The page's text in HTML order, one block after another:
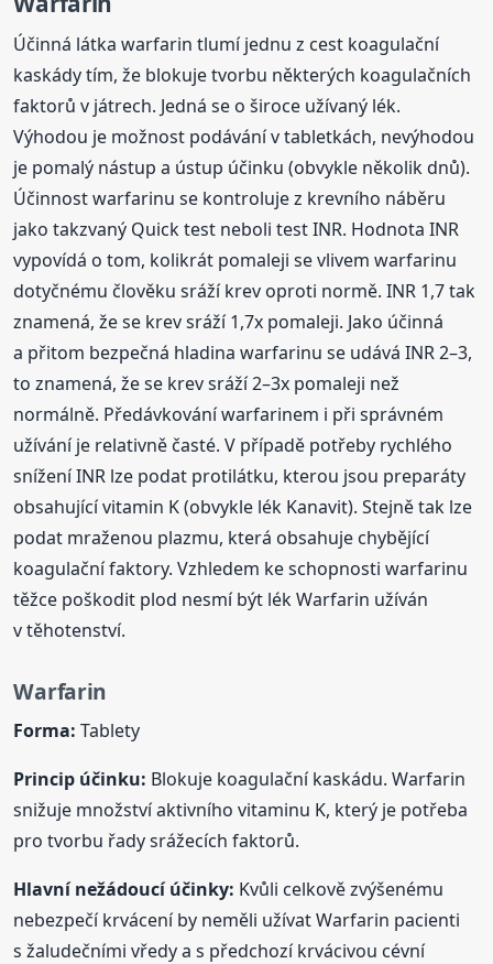
Účinná látka warfarin tlumí jednu z cest koagulační
kaskády tím, že blokuje tvorbu některých koagulačních
faktorů v játrech. Jedná se o široce užívaný lék.
Výhodou je možnost podávání v tabletkách, nevýhodou
je pomalý nástup a ústup účinku (obvykle několik dnů).
Účinnost warfarinu se kontroluje z krevního náběru
jako takzvaný Quick test neboli test INR. Hodnota INR
vypovídá o tom, kolikrát pomaleji se vlivem warfarinu
dotyčnému člověku sráží krev oproti normě. INR 1,7 tak
znamená, že se krev sráží 1,7x pomaleji. Jako účinná
a přitom bezpečná hladina warfarinu se udává INR 2–3,
to znamená, že se krev sráží 2–3x pomaleji než
normálně. Předávkování warfarinem i při správném
užívání je relativně časté. V případě potřeby rychlého
snížení INR lze podat protilátku, kterou jsou preparáty
obsahující vitamin K (obvykle lék Kanavit). Stejně tak lze
podat mraženou plazmu, která obsahuje chybějící
koagulační faktory. Vzhledem ke schopnosti warfarinu
těžce poškodit plod nesmí být lék Warfarin užíván
v těhotenství.
Warfarin
Forma: Tablety
Princip účinku: Blokuje koagulační kaskádu. Warfarin
snižuje množství aktivního vitaminu K, který je potřeba
pro tvorbu řady srážecích faktorů.
Hlavní nežádoucí účinky: Kvůli celkově zvýšenému
nebezpečí krvácení by neměli užívat Warfarin pacienti
s žaludečními vředy a s předchozí krvácivou cévní